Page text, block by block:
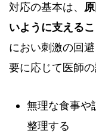
対応の基本は、
いように支えるこ
におい刺激の回
要に応じて医師の
無理な食事や
整理する